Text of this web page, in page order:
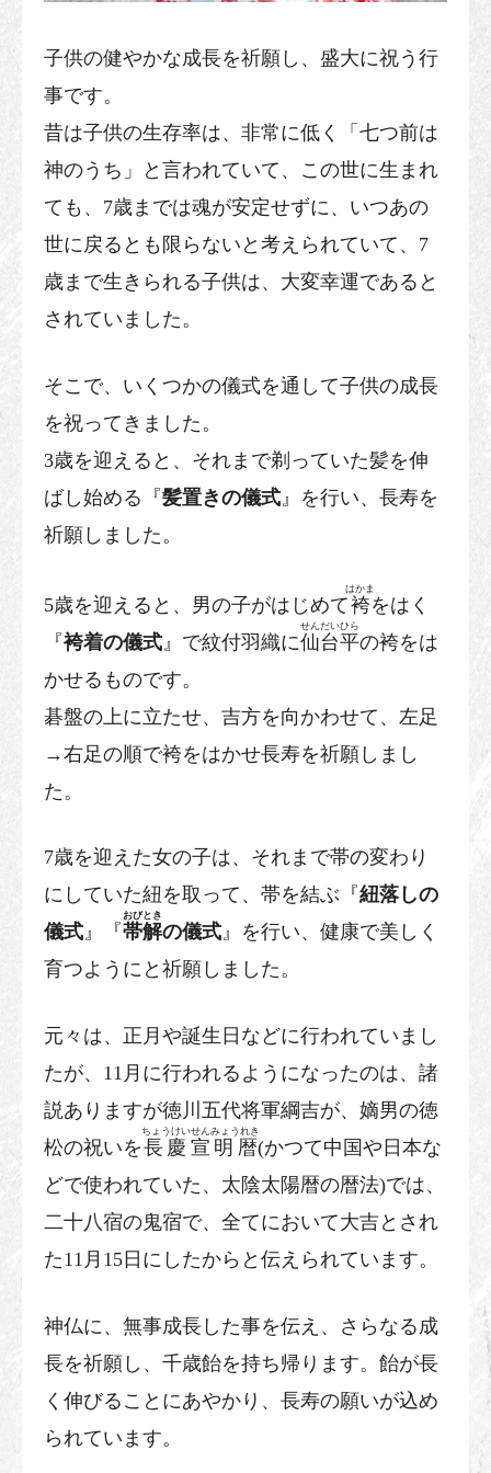
子供の健やかな成長を祈願し、盛大に祝う行
事です。
昔は子供の生存率は、非常に低く「七つ前は
神のうち」と言われていて、この世に生まれ
ても、7歳までは魂が安定せずに、いつあの
世に戻るとも限らないと考えられていて、7
歳まで生きられる子供は、大変幸運であると
されていました。
そこで、いくつかの儀式を通して子供の成長
を祝ってきました。
3歳を迎えると、それまで剃っていた髪を伸
ばし始める『髪置きの儀式 』を行い、長寿を
祈願しました。
5歳を迎えると、男の子がはじめて袴
はかま
をはく
『袴着の儀式 』で紋付羽織に仙台平
せんだいひら
の袴をは
かせるものです。
碁盤の上に立たせ、吉方を向かわせて、左足
→右足の順で袴をはかせ長寿を祈願しまし
た。
7歳を迎えた女の子は、それまで帯の変わり
にしていた紐を取って、帯を結ぶ『紐落しの
儀式』『帯解
おびとき
の儀式』を行い、健康で美しく
育つようにと祈願しました。
元々は、正月や誕生日などに行われていまし
たが、11月に行われるようになったのは、諸
説ありますが徳川五代将軍綱吉が、嫡男の徳
松の祝いを長慶宣明暦
ちょうけいせんみょうれき
(かつて中国や日本な
どで使われていた、太陰太陽暦の暦法)では、
二十八宿の鬼宿で、全てにおいて大吉とされ
た11月15日にしたからと伝えられています。
神仏に、無事成長した事を伝え、さらなる成
長を祈願し、千歳飴を持ち帰ります。飴が長
く伸びることにあやかり、長寿の願いが込め
られています。